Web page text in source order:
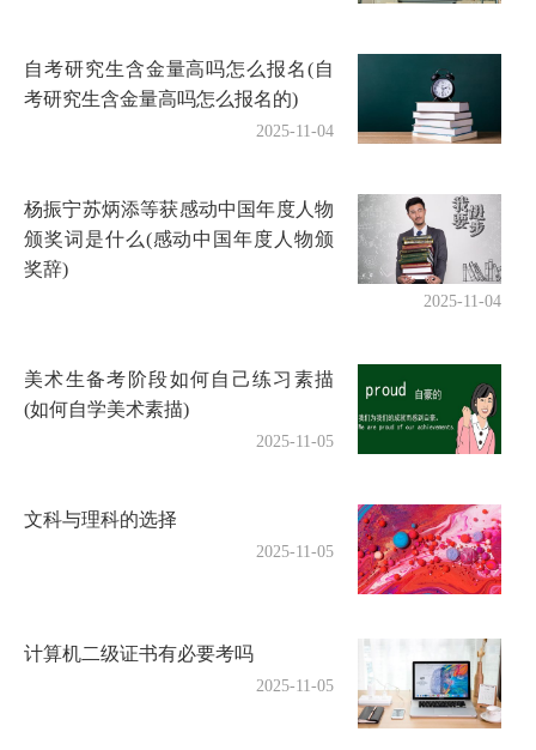
自考研究生含金量高吗怎么报名(自
考研究生含金量高吗怎么报名的)
2025-11-04
杨振宁苏炳添等获感动中国年度人物
颁奖词是什么(感动中国年度人物颁
奖辞)
2025-11-04
美术生备考阶段如何自己练习素描
(如何自学美术素描)
2025-11-05
文科与理科的选择
2025-11-05
计算机二级证书有必要考吗
2025-11-05